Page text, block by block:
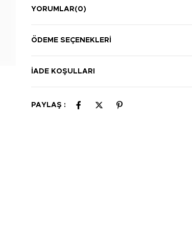
YORUMLAR(0)
ÖDEME SEÇENEKLERI
İADE KOŞULLARI
PAYLAŞ :